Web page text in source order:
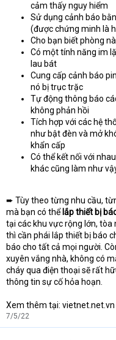
cảm thấy nguy hiểm
Sử dụng cảnh báo
(được chứng minh là
Cho bạn biết phòng
Có một tính năng im
lau bát
Cung cấp cảnh báo
nó bị trục trặc
Tự động thông báo
không phản hồi
Tích hợp với các hệ
như bật đèn và mở
khẩn cấp
Có thể kết nối với
khác cũng làm như
➨ Tùy theo từng nhu cầu,
mà bạn có thểlắp thiết bị
tại các khu vực rộng lớn, tòa
thì cần phái lắp thiết bị báo
báo cho tất cả mọi người.
xuyên vắng nhà, không có
cháy qua điện thoại sẽ rất
thông tin sự cố hỏa hoạn.
Xem thêm tại: vietnet.net.vn
7/5/22